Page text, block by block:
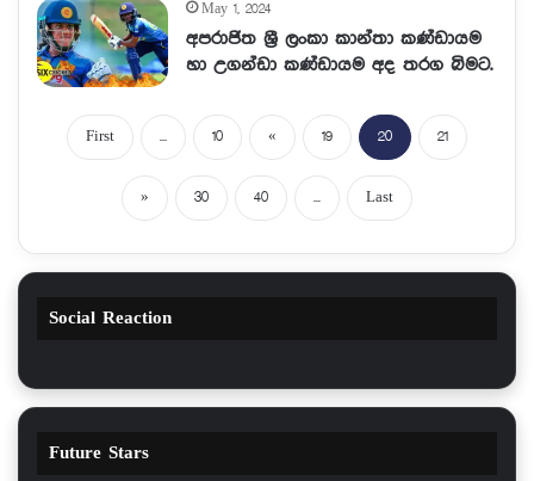
May 1, 2024
අපරාජිත ශ්‍රී ලංකා කාන්තා කණ්ඩායම
හා උගන්ඩා කණ්ඩායම අද තරග බිමට.
First ... 10 « 19 20 21
» 30 40 ... Last
Social Reaction
Future Stars